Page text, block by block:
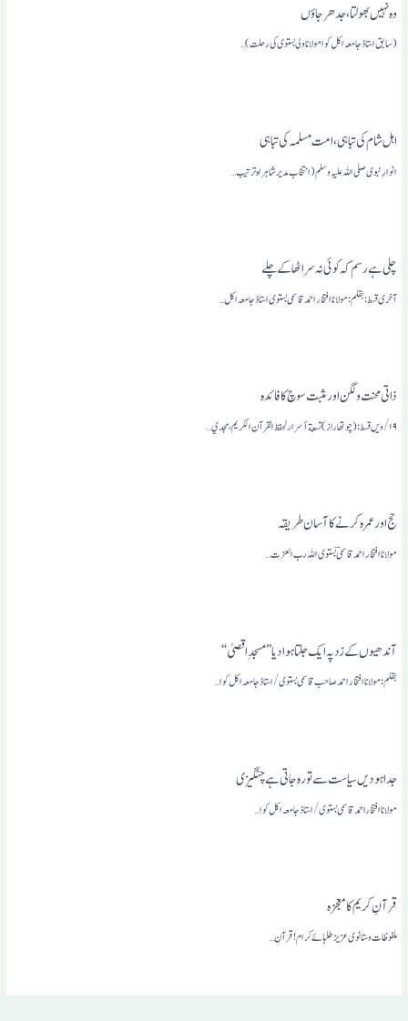
وہ نہیں بھولتا،جدھر جاؤں
(سابق استاذ جامعہ اکل کوا مولانا ولی بستوی کی رحلت)…
اہل شام کی تباہی ، امت مسلمہ کی تباہی
انوارِ نبوی صلی اللہ علیہ وسلم (انتخاب مدیر شاہراہ ترتیب…
چلی ہے رسم کہ کوئی نہ سراٹھاکے چلے
آخری قسط: بقلم:مولانا افتخار احمد قاسمی بستوی استاذ جامعہ اکل…
ذاتی محنت ولگن اور مثبت سوچ کا فائدہ
۱۹/ویں قسط: (چوتھا راز) تسعة أسرار لحفظ القرآن الکریم، مجدي…
حج اور عمرہ کرنے کا آسان طریقہ
مولانا افتخار احمد قاسمیؔ بستوی اللہ رب العزت…
آندھیوں کے زد پہ ایک جلتا ہوا دیا ’’مسجدِ اقصیٰ‘‘
بقلم: مولانا افتخار احمد صاحب قاسمی بستوی/استاذ جامعہ اکل کوا…
جدا ہودیں سیاست سے تو رہ جاتی ہے چنگیزی
مولانا افتخاراحمد قاسمی بستوی / استاذ جامعہ اکل کوا…
قرآنِ کریم کا معجزہ
ملفوظا ت وستا نوی عزیز طلبائے کرام ! قرآنِ…